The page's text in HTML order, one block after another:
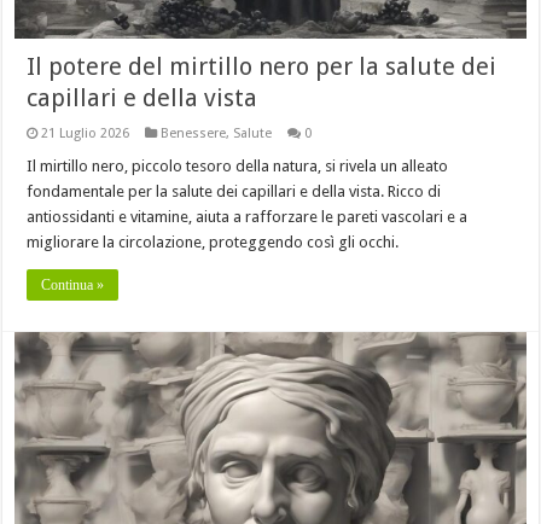
Il potere del mirtillo nero per la salute dei
capillari e della vista
21 Luglio 2026 Benessere, Salute 0
Il mirtillo nero, piccolo tesoro della natura, si rivela un alleato
fondamentale per la salute dei capillari e della vista. Ricco di
antiossidanti e vitamine, aiuta a rafforzare le pareti vascolari e a
migliorare la circolazione, proteggendo così gli occhi.
Continua »